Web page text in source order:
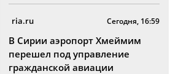
ria.ru Сегодня, 16:59
В Сирии аэропорт Хмеймим
перешел под управление
гражданской авиации